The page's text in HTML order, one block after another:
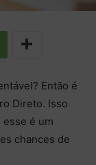
Então é
Direto. Isso
esse é um
chances de